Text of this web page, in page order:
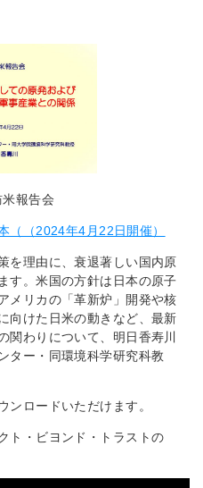
報告会
（（2024年4月22日開催）
を理由に、衰退著しい国内原
す。米国の方針は日本の原子
メリカの「革新炉」開発や核
向けた日米の動きなど、最新
関わりについて、明日香寿川
ター・同環境科学研究科教
ンロードいただけます。
ト・ビヨンド・トラストの